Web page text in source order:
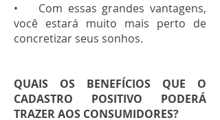
• Com essas grandes vantagens,
você estará muito mais perto de
concretizar seus sonhos.
QUAIS OS BENEFÍCIOS QUE O
CADASTRO POSITIVO PODERÁ
TRAZER AOS CONSUMIDORES?